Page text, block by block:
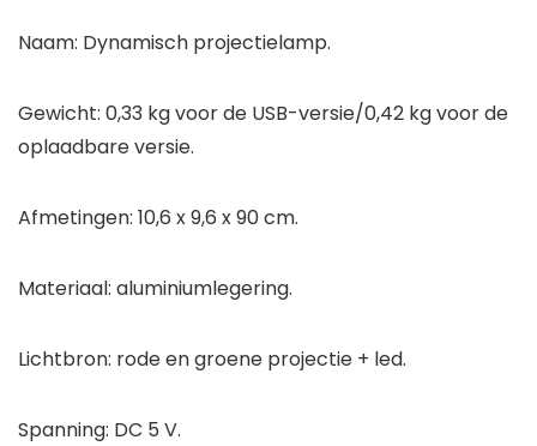
Naam: Dynamisch projectielamp.
Gewicht: 0,33 kg voor de USB-versie/0,42 kg voor de
oplaadbare versie.
Afmetingen: 10,6 x 9,6 x 90 cm.
Materiaal: aluminiumlegering.
Lichtbron: rode en groene projectie + led.
Spanning: DC 5 V.